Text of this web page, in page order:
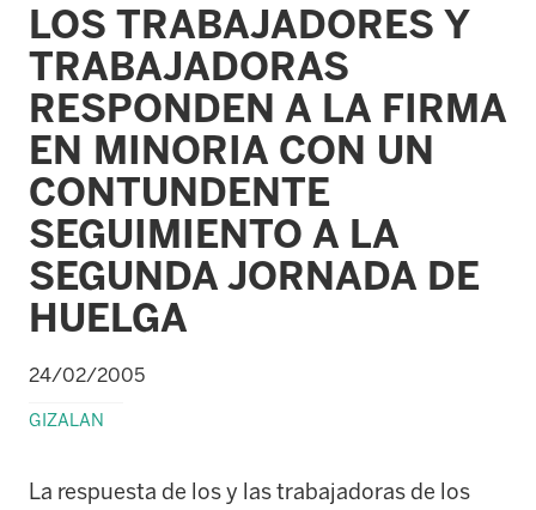
LOS TRABAJADORES Y
TRABAJADORAS
RESPONDEN A LA FIRMA
EN MINORIA CON UN
CONTUNDENTE
SEGUIMIENTO A LA
SEGUNDA JORNADA DE
HUELGA
24/02/2005
GIZALAN
La respuesta de los y las trabajadoras de los